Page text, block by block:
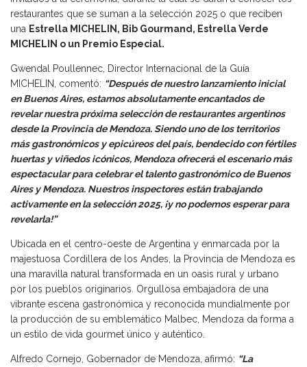
restaurantes que se suman a la selección 2025 o que reciben
una Estrella MICHELIN, Bib Gourmand, Estrella Verde
MICHELIN o un Premio Especial.
Gwendal Poullennec, Director Internacional de la Guía
MICHELIN, comentó: “Después de nuestro lanzamiento inicial
en Buenos Aires, estamos absolutamente encantados de
revelar nuestra próxima selección de restaurantes argentinos
desde la Provincia de Mendoza. Siendo uno de los territorios
más gastronómicos y epicúreos del país, bendecido con fértiles
huertas y viñedos icónicos, Mendoza ofrecerá el escenario más
espectacular para celebrar el talento gastronómico de Buenos
Aires y Mendoza. Nuestros inspectores están trabajando
activamente en la selección 2025, ¡y no podemos esperar para
revelarla!”
Ubicada en el centro-oeste de Argentina y enmarcada por la
majestuosa Cordillera de los Andes, la Provincia de Mendoza es
una maravilla natural transformada en un oasis rural y urbano
por los pueblos originarios. Orgullosa embajadora de una
vibrante escena gastronómica y reconocida mundialmente por
la producción de su emblemático Malbec, Mendoza da forma a
un estilo de vida gourmet único y auténtico.
Alfredo Cornejo, Gobernador de Mendoza, afirmó: “La